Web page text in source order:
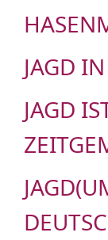
JAGD
JAGD